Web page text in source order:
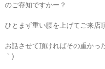
のご存知ですかー？
ひとまず重い腰を上げてご来店
お話させて頂ければその重かっ
｀)